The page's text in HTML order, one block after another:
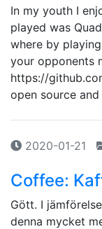
In my youth I
played was
where by
your opponents
https://
open source
2020-01-21
Coffee:
Gött. I
denna mycket